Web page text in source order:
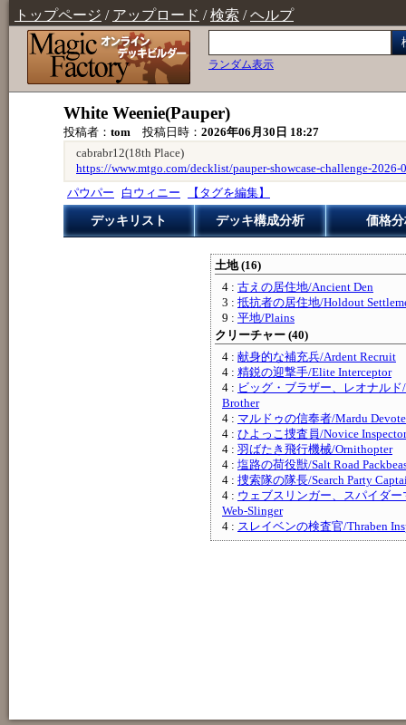
トップページ / アップロード /検索 /ヘルプ
ランダム表示
White Weenie(Pauper)
投稿者： tom 投稿日時： 2026年06月30日 18:27
cabrabr12(18th Place)
https://www.mtgo.com/decklist/pauper-showcase-challenge-2026-
パウパー
白ウィニー 【タグを編集】
デッキリスト デッキ構成分析 価格
土地 (16)
4 : 古えの居住地/Ancient Den
3 : 抵抗者の居住地/Holdout
9 : 平地/Plains
クリーチャー (40)
4 : 献身的な補充兵/Ardent Recruit
4 : 精鋭の迎撃手/Elite Interceptor
4 : ビッグ・ブラザー、レオナルド
Brother
4 : マルドゥの信奉者/Mardu
4 : ひよっこ捜査員/Novice Inspector
4 : 羽ばたき飛行機械/Ornithopter
4 : 塩路の荷役獣/Salt Road
4 : 捜索隊の隊長/Search Party
4 : ウェブスリンガー、スパイダー
Web-Slinger
4 : スレイベンの検査官/Thraben